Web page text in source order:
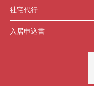
社宅代行
入居申込書